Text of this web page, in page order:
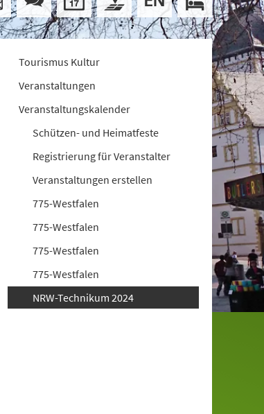
Tourismus Kultur
Veranstaltungen
Veranstaltungskalender
Schützen- und Heimatfeste
Registrierung für Veranstalter
Veranstaltungen erstellen
775-Westfalen
775-Westfalen
775-Westfalen
775-Westfalen
NRW-Technikum 2024